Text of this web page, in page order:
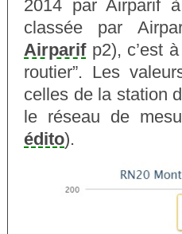
2014 par Airparif à
classée par
Airparifp2), c’est
routier”. Les
celles de la station
le réseau de
édito).